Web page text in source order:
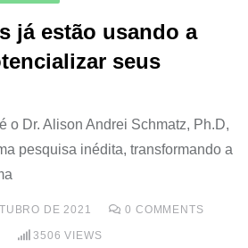
já estão usando a
seus
o Dr. Alison Andrei Schmatz, Ph.D,
pesquisa inédita, transformando a
DE 2021 0 COMMENTS
3506 VIEWS